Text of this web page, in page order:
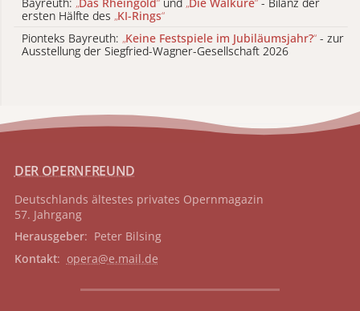
ersten Hälfte des „KI-Rings“
Pionteks Bayreuth: „Keine Festspiele im Jubiläumsjahr?“ - zur
Ausstellung der Siegfried-Wagner-Gesellschaft 2026
DER OPERNFREUND
Deutschlands ältestes privates Opernmagazin
57. Jahrgang
Herausgeber: Peter Bilsing
Kontakt: opera@e.mail.de